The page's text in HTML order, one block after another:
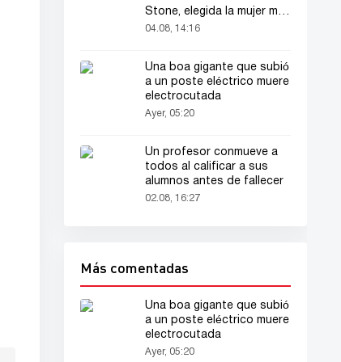
Stone, elegida la mujer más
bella del mundo
04.08, 14:16
Una boa gigante que subió
a un poste eléctrico muere
electrocutada
Ayer, 05:20
Un profesor conmueve a
todos al calificar a sus
alumnos antes de fallecer
02.08, 16:27
Más comentadas
Una boa gigante que subió
a un poste eléctrico muere
electrocutada
Ayer, 05:20